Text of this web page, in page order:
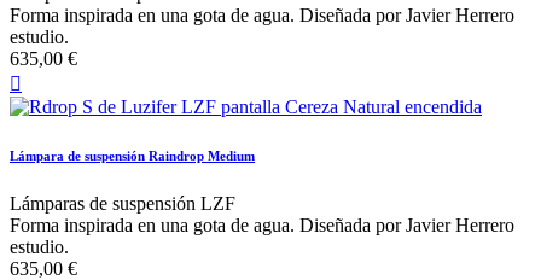
Forma inspirada en una gota de agua. Diseñada por Javier Herrero
estudio.
635,00 €

Lámpara de suspensión Raindrop Medium
Lámparas de suspensión LZF
Forma inspirada en una gota de agua. Diseñada por Javier Herrero
estudio.
635,00 €